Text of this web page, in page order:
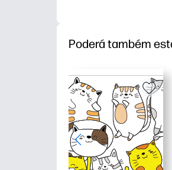
Poderá também